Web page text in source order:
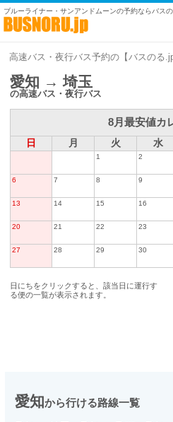
ブルーライナー・サンアンドムーンの予約ならバス
高速バス・夜行バス予約の【バスのる.jp
愛知 → 埼玉
の高速バス・夜行バス
8月最安値カ
日
月 火 水
1 2
6 7 8 9
13 14 15 16
20 21 22 23
27 28 29 30
日にちをクリックすると、該当日に運行す
る便の一覧が表示されます。
愛知から行ける路線一覧